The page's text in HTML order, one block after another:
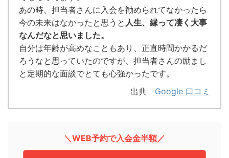
あの時、担当者さんに入会を勧められてなかったら
今の未来はなかったと思うと 人生、縁って凄く大事
なんだなと思いました。
自分は年齢が高めなこともあり、正直時間かかるだ
ろうなと思っていたのですが、担当者さんの励まし
と定期的な面談でとても心強かったです。
出典 Google 口コミ
＼WEB予約で入会金半額／